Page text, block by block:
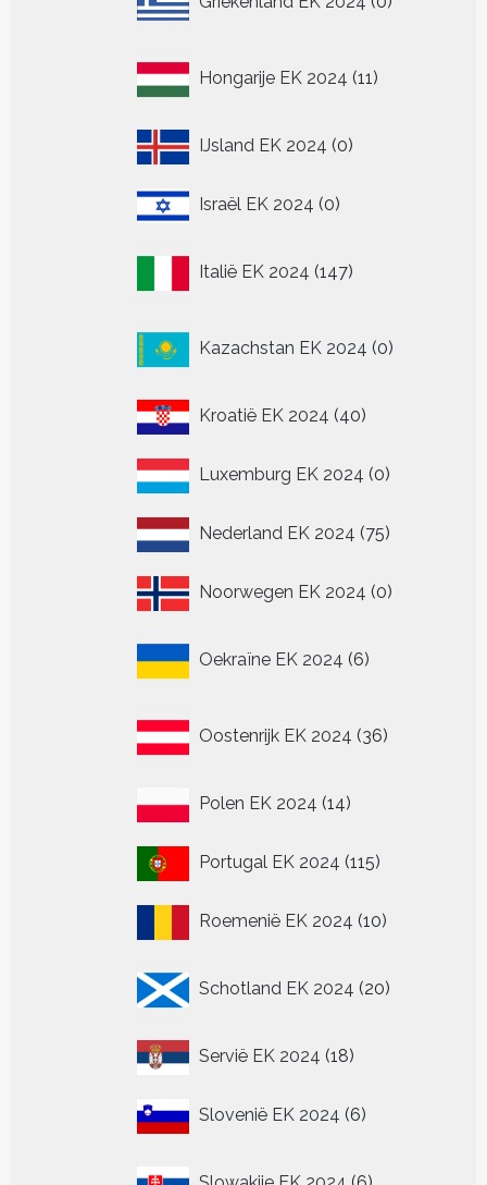
producten
Hongarije EK 2024 11
producten
IJsland EK 2024 00
Israël EK 2024 00
Italië EK 2024 147
producten
Kazachstan EK 2024 0
producten
Kroatië EK 2024 4040
Luxemburg EK 2024 00
Nederland EK 2024 7575
Noorwegen EK 2024 00
Oekraïne EK 2024 6
producten
Oostenrijk EK 2024 36
producten
Polen EK 2024 1414
Portugal EK 2024 115115
Roemenië EK 2024 1010
Schotland EK 2024 20
producten
Servië EK 2024 1818
Slovenië EK 2024 66